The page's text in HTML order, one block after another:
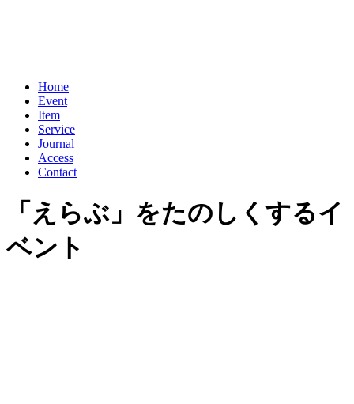
Home
Event
Item
Service
Journal
Access
Contact
「えらぶ」をたのしくするイ
ベント